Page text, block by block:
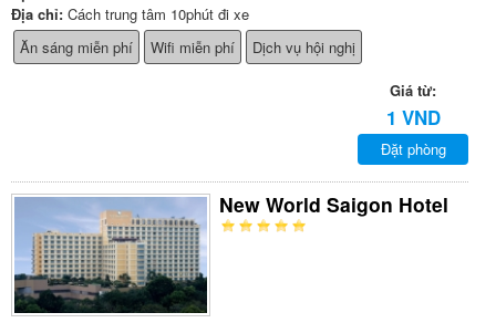
Địa chỉ: Cách trung tâm 10phút đi xe
Ăn sáng miễn phí
Wifi miễn phí Dịch vụ hội nghị
Giá từ:
1 VND
Đặt phòng
New World Saigon Hotel